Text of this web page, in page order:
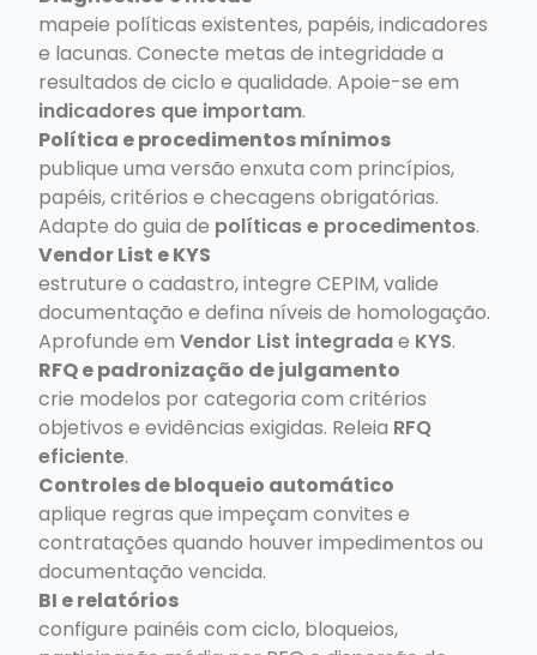
mapeie políticas existentes, papéis, indicadores
e lacunas. Conecte metas de integridade a
resultados de ciclo e qualidade. Apoie-se em
indicadores que importam.
Política e procedimentos mínimos
publique uma versão enxuta com princípios,
papéis, critérios e checagens obrigatórias.
Adapte do guia de políticas e procedimentos.
Vendor List e KYS
estruture o cadastro, integre CEPIM, valide
documentação e defina níveis de homologação.
Aprofunde em Vendor List integradae KYS.
RFQ e padronização de julgamento
crie modelos por categoria com critérios
objetivos e evidências exigidas. Releia RFQ
eficiente.
Controles de bloqueio automático
aplique regras que impeçam convites e
contratações quando houver impedimentos ou
documentação vencida.
BI e relatórios
configure painéis com ciclo, bloqueios,